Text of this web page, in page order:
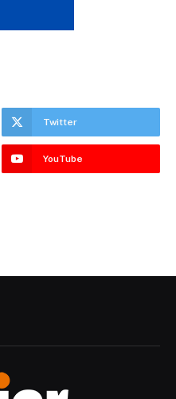
Twitter
YouTube